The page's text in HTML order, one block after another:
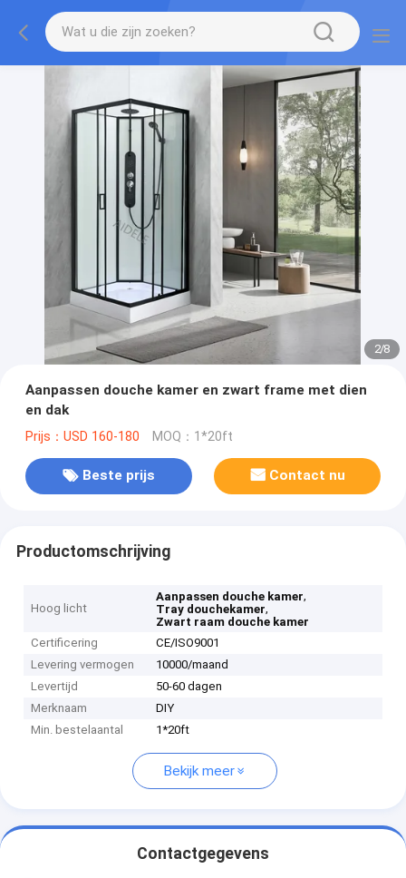
2/8
Aanpassen douche kamer en zwart frame met dien
en dak
Prijs：USD 160-180 MOQ：1*20ft
Beste prijs Contact nu
Productomschrijving
Hoog licht
Aanpassen douche kamer,
Tray douchekamer,
Zwart raam douche kamer
Certificering
CE/ISO9001
Levering vermogen
10000/maand
Levertijd
50-60 dagen
Merknaam
DIY
Min. bestelaantal
1*20ft
Bekijk meer
Contactgegevens